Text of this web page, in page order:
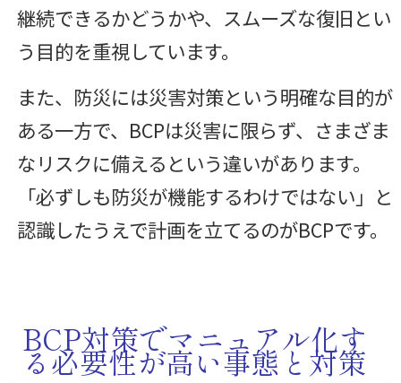
継続できるかどうかや、スムーズな復旧とい
う目的を重視しています。
また、防災には災害対策という明確な目的が
ある一方で、BCPは災害に限らず、さまざま
なリスクに備えるという違いがあります。
「必ずしも防災が機能するわけではない」と
認識したうえで計画を立てるのがBCPです。
BCP対策でマニュアル化す
る必要性が高い事態と対策